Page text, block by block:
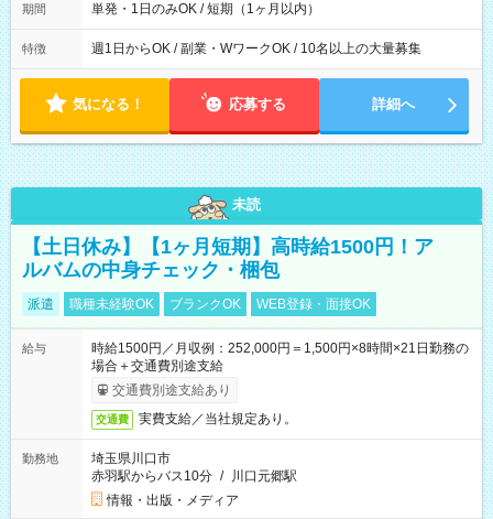
期間 単発・1日のみOK / 短期（1ヶ月以内）
特徴 週1日からOK / 副業・WワークOK / 10名以上の大量募集
気になる！ 応募する 詳細へ
未読
【土日休み】【1ヶ月短期】高時給1500円！ア
ルバムの中身チェック・梱包
派遣 職種未経験OK ブランクOK WEB登録・面接OK
給与
時給1500円／月収例：252,000円＝1,500円×8時間×21日勤務の
場合＋交通費別途支給
交通費別途支給あり
交通費 実費支給／当社規定あり。
勤務地
埼玉県川口市
赤羽駅からバス10分 / 川口元郷駅
情報・出版・メディア